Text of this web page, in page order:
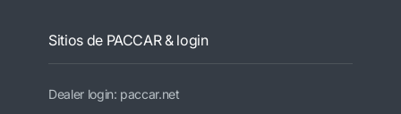
Sitios de PACCAR & login
Dealer login: paccar.net